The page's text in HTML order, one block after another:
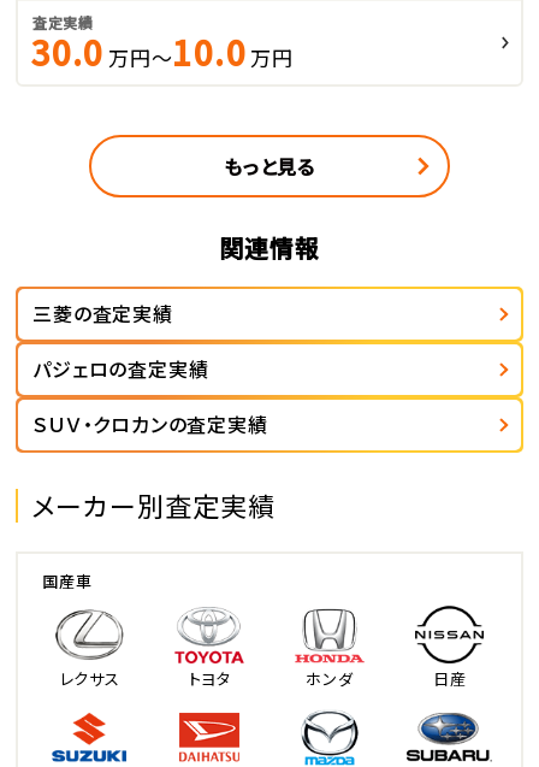
査定実績
30.0 万円～10.0 万円
もっと見る
関連情報
三菱の査定実績
パジェロの査定実績
ＳＵＶ・クロカンの査定実績
メーカー別査定実績
国産車
レクサス トヨタ ホンダ 日産